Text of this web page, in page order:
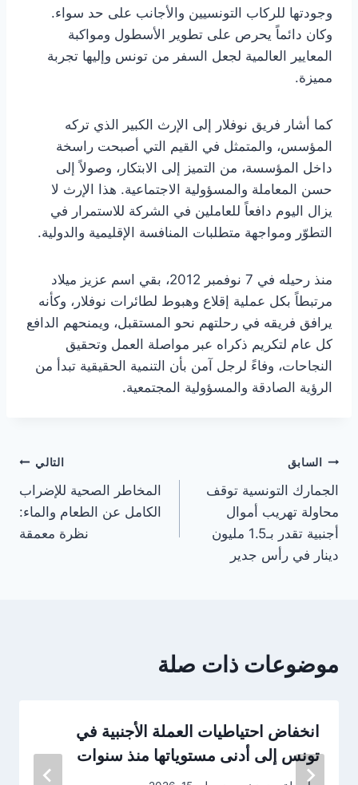
وجودتها للركاب التونسيين والأجانب على حد سواء.
وكان دائماً يحرص على تطوير الأسطول ومواكبة
المعايير العالمية لجعل السفر من تونس وإليها تجربة
مميزة.
كما أشار فريق نوفلار إلى الإرث الكبير الذي تركه
المؤسس، والمتمثل في القيم التي أصبحت راسخة
داخل المؤسسة، من التميز إلى الابتكار، وصولاً إلى
حسن المعاملة والمسؤولية الاجتماعية. هذا الإرث لا
يزال اليوم دافعاً للعاملين في الشركة للاستمرار في
التطوّر ومواجهة متطلبات المنافسة الإقليمية والدولية.
منذ رحيله في 7 نوفمبر 2012، بقي اسم عزيز ميلاد
مرتبطاً بكل عملية إقلاع وهبوط لطائرات نوفلار، وكأنه
يرافق فريقه في رحلتهم نحو المستقبل، ويمنحهم الدافع
كل عام لتكريم ذكراه عبر مواصلة العمل وتحقيق
النجاحات، وفاءً لرجل آمن بأن التنمية الحقيقية تبدأ من
الرؤية الصادقة والمسؤولية المجتمعية.
تصفّح
المقالات
السابق
الجمارك التونسية توقف
محاولة تهريب أموال
أجنبية تقدر بـ1.5 مليون
دينار في رأس جدير
التالي
المخاطر الصحية للإضراب
الكامل عن الطعام والماء:
نظرة معمقة
موضوعات ذات صلة
انخفاض احتياطيات العملة الأجنبية في
تونس إلى أدنى مستوياتها منذ سنوات